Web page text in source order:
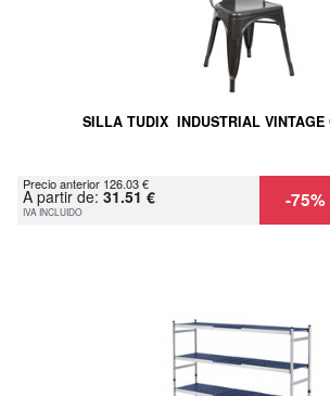
SILLA TUDIX INDUSTRIAL VINTAGE
Precio anterior 126.03 €
A partir de: 31.51 €
IVA INCLUIDO -75%